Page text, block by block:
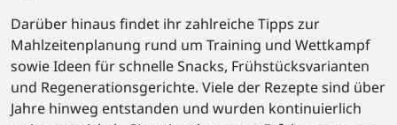
Darüber hinaus findet ihr zahlreiche Tipps zur
Mahlzeitenplanung rund um Training und Wettkampf
sowie Ideen für schnelle Snacks, Frühstücksvarianten
und Regenerationsgerichte. Viele der Rezepte sind über
Jahre hinweg entstanden und wurden kontinuierlich